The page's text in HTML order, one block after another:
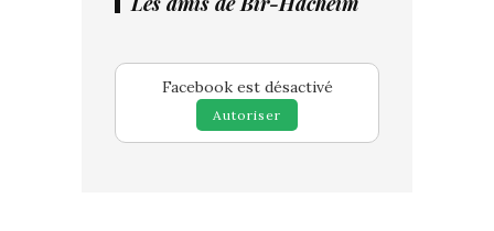
Facebook est désactivé
Autoriser